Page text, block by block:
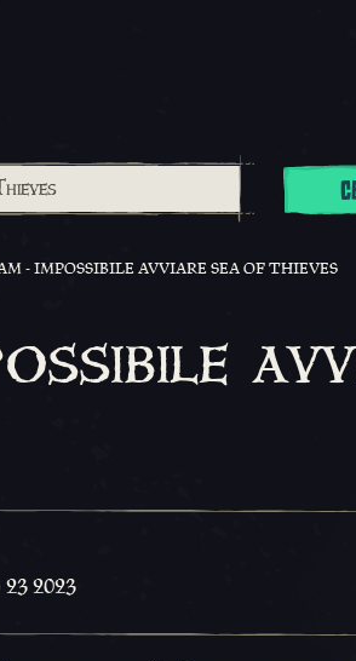
- IMPOSSIBILE AVVIARE SEA OF THIEVES
2023